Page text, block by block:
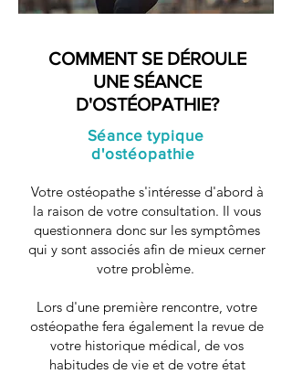
COMMENT SE DÉROULE
UNE SÉANCE
D'OSTÉOPATHIE?
Séance typique
d'ostéopathie
Votre ostéopathe s'intéresse d'abord à
la raison de votre consultation. Il vous
questionnera donc sur les symptômes
qui y sont associés afin de mieux cerner
votre problème.
Lors d'une première rencontre, votre
ostéopathe fera également la revue de
votre historique médical, de vos
habitudes de vie et de votre état